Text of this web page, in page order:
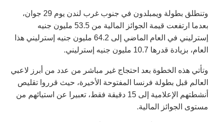
وتنطلق بطولة ويمبلدون في جنوب غرب لندن يوم 29 جوان،
بعدما ارتفعت قيمة الجوائز المالية من 53.5 مليون جنيه
إسترليني في العام الماضي إلى 64.2 مليون جنيه إسترليني هذا
العام، بزيادة قدرها 10.7 مليون جنيه إسترليني.
وتأتي هذه الخطوة بعد احتجاج غير مباشر من عدد من أبرز لاعبي
العالم قبل بطولة فرنسا المفتوحة الأخيرة، حيث قرروا تقليص
أنشطتهم الإعلامية إلى 15 دقيقة فقط، تعبيرا عن استيائهم من
مستوى الجوائز المالية.